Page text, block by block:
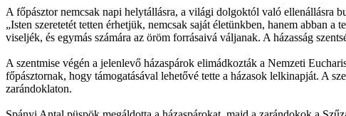
A főpásztor nemcsak napi helytállásra, a világi dolgoktól való ellenállásra
„Isten szeretetét tetten érhetjük, nemcsak saját életünkben, hanem abban
viseljék, és egymás számára az öröm forrásaivá váljanak. A házasság
A szentmise végén a jelenlevő házaspárok elimádkozták a Nemzeti
főpásztornak, hogy támogatásával lehetővé tette a házasok lelkinapját. A
zarándoklaton.